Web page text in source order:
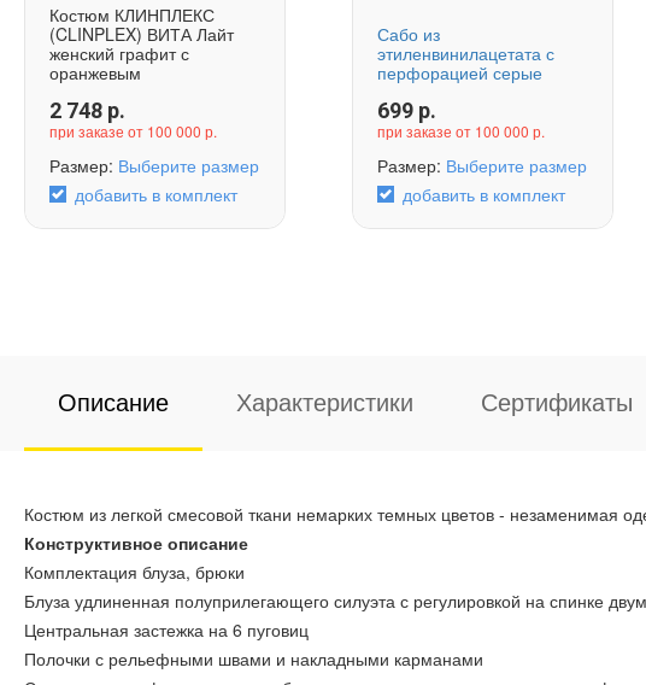
Костюм КЛИНПЛЕКС
(CLINPLEX) ВИТА Лайт
женский графит с
оранжевым
2 748 р.
при заказе от 100 000 р.
Размер: Выберите размер
добавить в комплект
Сабо из
этиленвинилацетата с
перфорацией серые
699р.
при заказе от 100 000 р.
Размер: Выберите размер
добавить в комплект
Описание Характеристики Сертификаты
Костюм из легкой смесовой ткани немарких темных цветов - незаменимая
Конструктивное описание
Комплектация блуза, брюки
Блуза удлиненная полуприлегающего силуэта с регулировкой на спинке
Центральная застежка на 6 пуговиц
Полочки с рельефными швами и накладными карманами